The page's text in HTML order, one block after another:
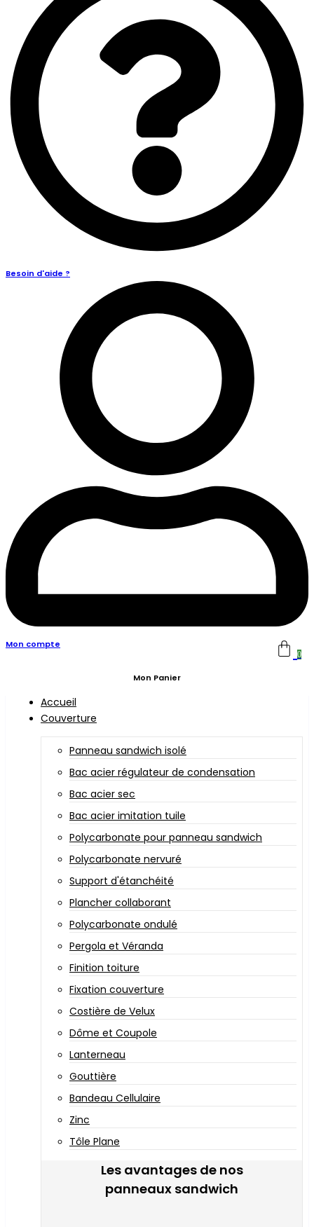
Besoin d'aide ?
Mon compte
0
Mon Panier
Accueil
Couverture
Panneau sandwich isolé
Bac acier régulateur de condensation
Bac acier sec
Bac acier imitation tuile
Polycarbonate pour panneau sandwich
Polycarbonate nervuré
Support d'étanchéité
Plancher collaborant
Polycarbonate ondulé
Pergola et Véranda
Finition toiture
Fixation couverture
Costière de Velux
Dôme et Coupole
Lanterneau
Gouttière
Bandeau Cellulaire
Zinc
Tôle Plane
Les avantages de nos
panneaux sandwich